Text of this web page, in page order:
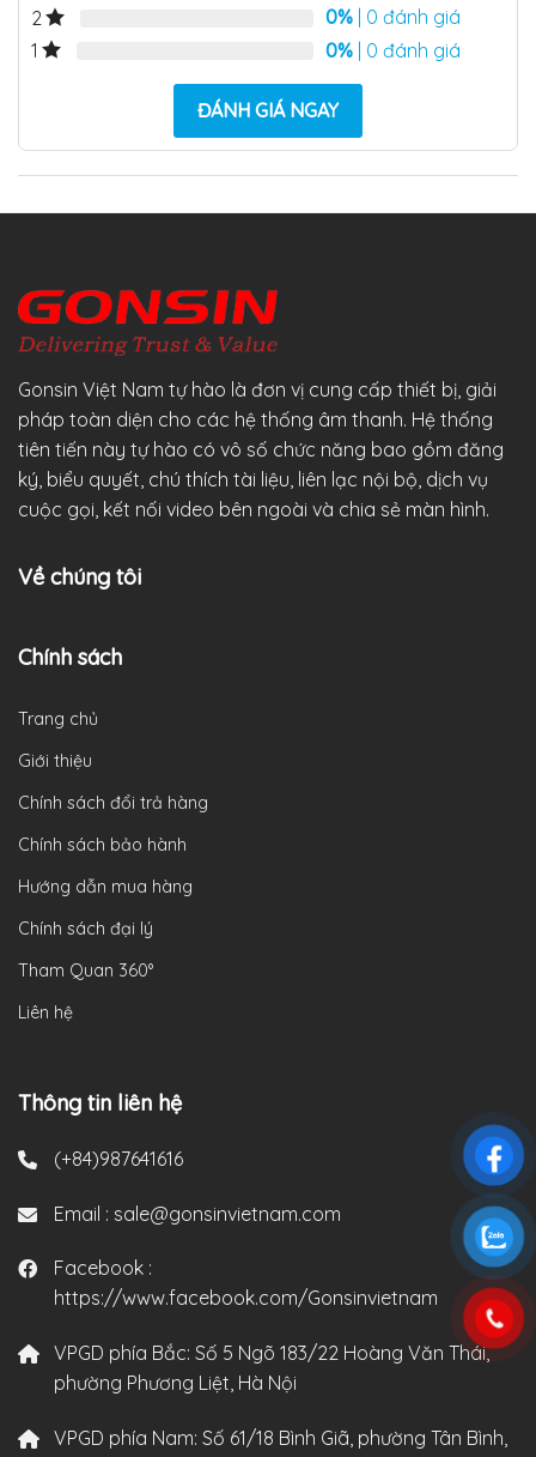
2
0% | 0 đánh giá
1
0% | 0 đánh giá
ĐÁNH GIÁ NGAY
Gonsin Việt Nam tự hào là đơn vị cung cấp thiết bị, giải
pháp toàn diện cho các hệ thống âm thanh. Hệ thống
tiên tiến này tự hào có vô số chức năng bao gồm đăng
ký, biểu quyết, chú thích tài liệu, liên lạc nội bộ, dịch vụ
cuộc gọi, kết nối video bên ngoài và chia sẻ màn hình.
Về chúng tôi
Chính sách
Trang chủ
Giới thiệu
Chính sách đổi trả hàng
Chính sách bảo hành
Hướng dẫn mua hàng
Chính sách đại lý
Tham Quan 360°
Liên hệ
Thông tin liên hệ
(+84)987641616
Email : sale@gonsinvietnam.com
Facebook :
https://www.facebook.com/Gonsinvietnam
VPGD phía Bắc: Số 5 Ngõ 183/22 Hoàng Văn Thái,
phường Phương Liệt, Hà Nội
VPGD phía Nam: Số 61/18 Bình Giã, phường Tân Bình,